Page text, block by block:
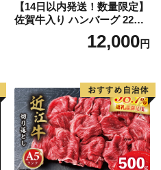
【14日以内発送！数量限定】
佐賀牛入り ハンバーグ 22個
2.6kg(120g×22個)【佐賀牛
黒毛和牛 ブランド牛 九州 ハ
気】(H083106)
12,000円